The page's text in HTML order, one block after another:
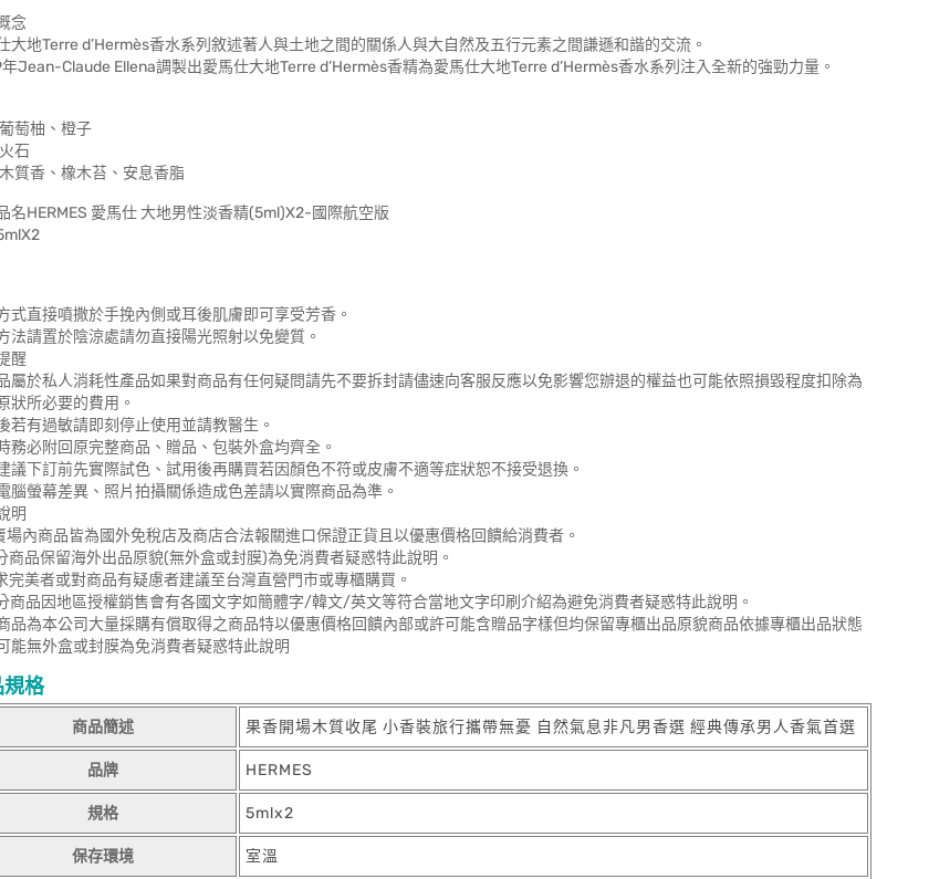
念
大地Terre d’Hermès香水系列敘述著人與土地之間的關係人與大自然及五行元素之間謙遜和諧的交流。
Jean-Claude Ellena調製出愛馬仕大地Terre d’Hermès香精為愛馬仕大地Terre d’Hermès香水系列注入全新的強勁力量。
萄柚、橙子
石
質香、橡木苔、安息香脂
名HERMES 愛馬仕 大地男性淡香精(5ml)X2-國際航空版
式直接噴撒於手挽內側或耳後肌膚即可享受芳香。
法請置於陰涼處請勿直接陽光照射以免變質。
醒
屬於私人消耗性產品如果對商品有任何疑問請先不要拆封請儘速向客服反應以免影響您辦退的權益也可能依照損毀程度扣除為
狀所必要的費用。
若有過敏請即刻停止使用並請教醫生。
務必附回原完整商品、贈品、包裝外盒均齊全。
議下訂前先實際試色、試用後再購買若因顏色不符或皮膚不適等症狀恕不接受退換。
腦螢幕差異、照片拍攝關係造成色差請以實際商品為準。
明
場內商品皆為國外免稅店及商店合法報關進口保證正貨且以優惠價格回饋給消費者。
商品保留海外出品原貌(無外盒或封膜)為免消費者疑惑特此說明。
完美者或對商品有疑慮者建議至台灣直營門市或專櫃購買。
商品因地區授權銷售會有各國文字如簡體字/韓文/英文等符合當地文字印刷介紹為避免消費者疑惑特此說明。
品為本公司大量採購有償取得之商品特以優惠價格回饋內部或許可能含贈品字樣但均保留專櫃出品原貌商品依據專櫃出品狀態
能無外盒或封膜為免消費者疑惑特此說明
規格
商品簡述 果香開場木質收尾 小香裝旅行攜帶無憂 自然氣息非凡男香選 經典傳承男人香氣首選
品牌 HERMES
規格 5mlx2
保存環境 室溫